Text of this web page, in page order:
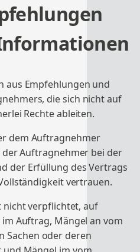
aus Empfehlungen und
die sich nicht auf
Rechte ableiten.
dem Auftragnehmer
Auftragnehmer bei der
der Erfüllung des Vertrags
vertrauen.
nicht verpflichtet, auf
Auftrag, Mängel an vom
Sachen oder deren